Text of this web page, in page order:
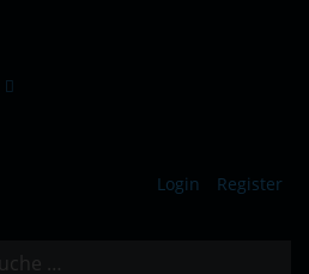
Login Register